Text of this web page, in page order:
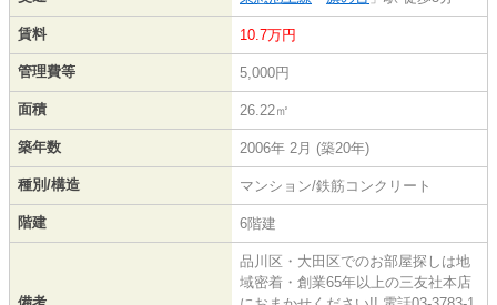
賃料 10.7万円
管理費等 5,000円
面積 26.22㎡
築年数 2006年 2月 (築20年)
種別/構造 マンション/鉄筋コンクリート
階建 6階建
品川区・大田区でのお部屋探しは地
域密着・創業65年以上の三友社本店